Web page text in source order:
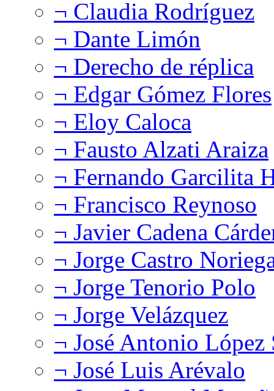
¬ Claudia Rodríguez
¬ Dante Limón
¬ Derecho de réplica
¬ Edgar Gómez Flores
¬ Eloy Caloca
¬ Fausto Alzati Araiza
¬ Fernando Garcilita
¬ Francisco Reynoso
¬ Javier Cadena
¬ Jorge Castro
¬ Jorge Tenorio Polo
¬ Jorge Velázquez
¬ José Antonio López
¬ José Luis Arévalo